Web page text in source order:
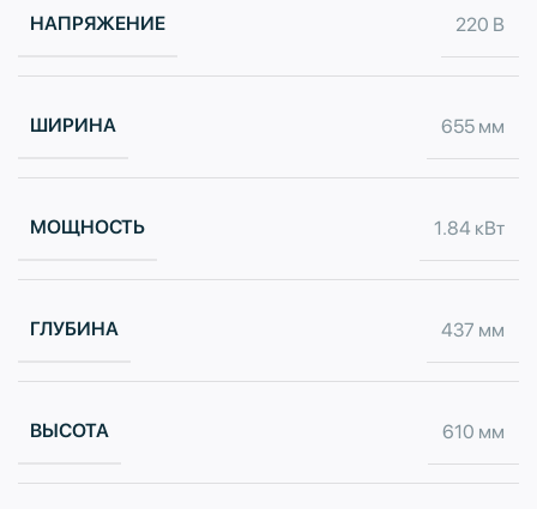
НАПРЯЖЕНИЕ 220 В
ШИРИНА 655 мм
МОЩНОСТЬ 1.84 кВт
ГЛУБИНА 437 мм
ВЫСОТА 610 мм